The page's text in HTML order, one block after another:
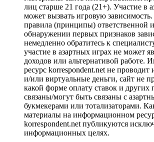
лиц старше 21 года (21+). Участие в
может вызвать игровую
правила (принципы) ответственной
обнаружении первых признаков
немедленно обратитесь к
участие в азартных играх не может
доходов или альтернативой работе.
ресурс korrespondent.net не
и/или виртуальные деньги, сайт не
какой форме оплату ставок и других
связаны/могут быть связаны с
букмекерами или тотализаторами.
материалы на информационном
korrespondent.net публикуются
информационных целях.